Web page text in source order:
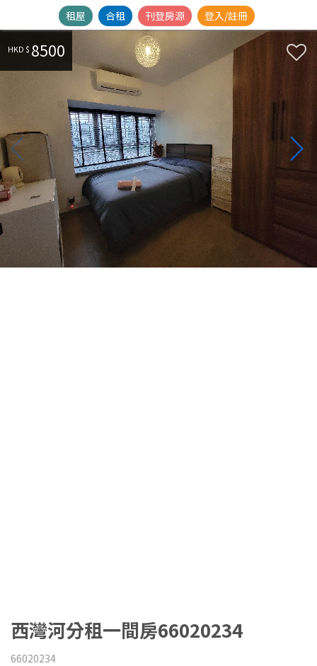
租屋 合租 刊登房源 登入/註冊
HKD $ 8500
西灣河分租一間房66020234
66020234